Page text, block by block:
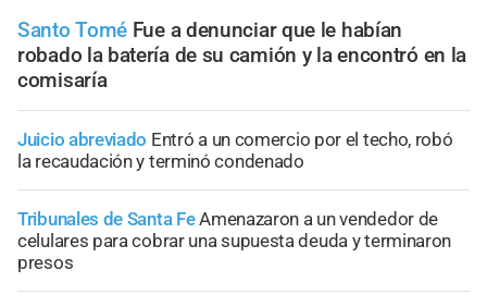
Santo Tomé Fue a denunciar que le habían
robado la batería de su camión y la encontró en la
comisaría
Juicio abreviado Entró a un comercio por el techo, robó
la recaudación y terminó condenado
Tribunales de Santa FeAmenazaron a un vendedor de
celulares para cobrar una supuesta deuda y terminaron
presos